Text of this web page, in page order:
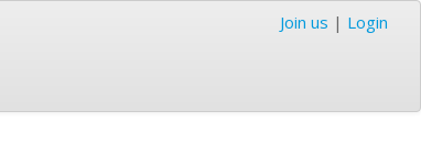
Join us | Login